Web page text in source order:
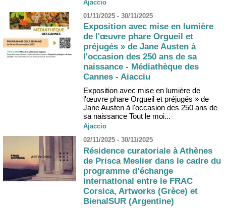
Ajaccio
01/11/2025 - 30/11/2025
Exposition avec mise en lumière
de l'œuvre phare Orgueil et
préjugés » de Jane Austen à
l'occasion des 250 ans de sa
naissance - Médiathèque des
Cannes - Aiacciu
Exposition avec mise en lumière de
l'œuvre phare Orgueil et préjugés » de
Jane Austen à l'occasion des 250 ans de
sa naissance Tout le moi...
Ajaccio
02/11/2025 - 30/11/2025
Résidence curatoriale à Athènes
de Prisca Meslier dans le cadre du
programme d’échange
international entre le FRAC
Corsica, Artworks (Grèce) et
BienalSUR (Argentine)